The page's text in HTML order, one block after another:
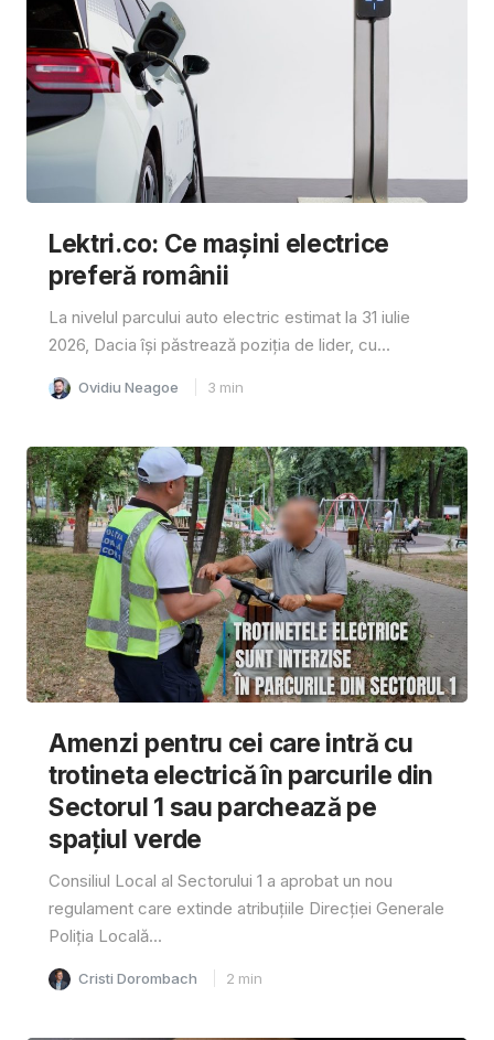
Lektri.co: Ce mașini electrice
preferă românii
La nivelul parcului auto electric estimat la 31 iulie
2026, Dacia își păstrează poziția de lider, cu...
Ovidiu Neagoe 3 min
Amenzi pentru cei care intră cu
trotineta electrică în parcurile din
Sectorul 1 sau parchează pe
spațiul verde
Consiliul Local al Sectorului 1 a aprobat un nou
regulament care extinde atribuțiile Direcției Generale
Poliția Locală...
Cristi Dorombach 2 min